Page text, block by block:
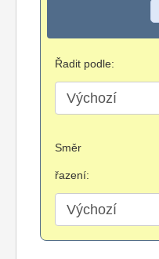
Řadit podle:
Směr
řazení: